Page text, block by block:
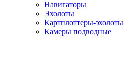
Навигаторы
Эхолоты
Картплоттеры-эхолоты
Камеры подводные